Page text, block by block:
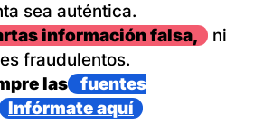
sea auténtica.
información falsa,
ni
fraudulentos.
las
fuentes
Infórmate aquí